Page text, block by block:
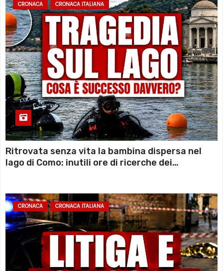
CRONACA CRONACA ITALIANA
Ritrovata senza vita la bambina dispersa nel
lago di Como: inutili ore di ricerche dei
CRONACA CRONACA ITALIANA